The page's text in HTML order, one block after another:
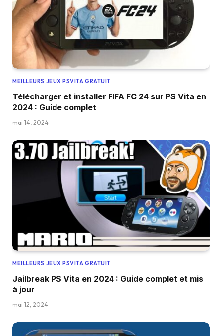
MEILLEURS JEUX PSVITA GRATUIT
Télécharger et installer FIFA FC 24 sur PS Vita en
2024 : Guide complet
mai 14, 2024
MEILLEURS JEUX PSVITA GRATUIT
Jailbreak PS Vita en 2024 : Guide complet et mis
à jour
mai 12, 2024